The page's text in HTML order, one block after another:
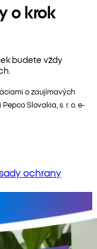
o krok
budete vždy
o zaujímavých
Slovakia, s. r. o. e-
ochrany